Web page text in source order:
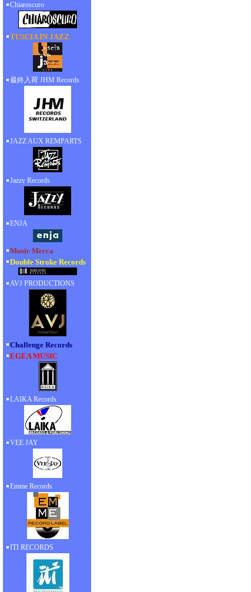
Chiaroscuro
TUSCIA IN JAZZ
最終入荷 JHM Records
JAZZ AUX REMPARTS
Jazzy Records
ENJA
Music Mecca
Double Stroke Records
AVJ PRODUCTIONS
Challenge Records
EGEA MUSIC
LAIKA Records
VEE JAY
Emme Records
ITI RECORDS